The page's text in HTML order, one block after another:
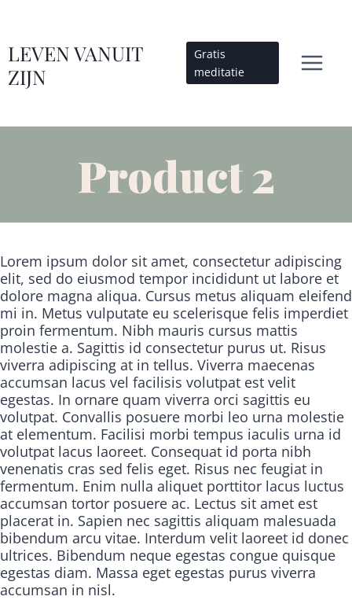
inhoud
LEVEN VANUIT
ZIJN
Gratis
meditatie
Product 2
Lorem ipsum dolor sit amet, consectetur adipiscing
elit, sed do eiusmod tempor incididunt ut labore et
dolore magna aliqua. Cursus metus aliquam eleifend
mi in. Metus vulputate eu scelerisque felis imperdiet
proin fermentum. Nibh mauris cursus mattis
molestie a. Sagittis id consectetur purus ut. Risus
viverra adipiscing at in tellus. Viverra maecenas
accumsan lacus vel facilisis volutpat est velit
egestas. In ornare quam viverra orci sagittis eu
volutpat. Convallis posuere morbi leo urna molestie
at elementum. Facilisi morbi tempus iaculis urna id
volutpat lacus laoreet. Consequat id porta nibh
venenatis cras sed felis eget. Risus nec feugiat in
fermentum. Enim nulla aliquet porttitor lacus luctus
accumsan tortor posuere ac. Lectus sit amet est
placerat in. Sapien nec sagittis aliquam malesuada
bibendum arcu vitae. Interdum velit laoreet id donec
ultrices. Bibendum neque egestas congue quisque
egestas diam. Massa eget egestas purus viverra
accumsan in nisl.